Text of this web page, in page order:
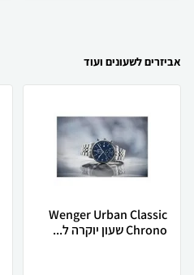
אביזרים לשעונים ועוד
Wenger Urban Classic
Chrono שעון יוקרה ל...